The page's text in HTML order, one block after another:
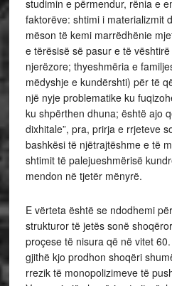
studimin e përmendur, rënia e
faktorëve: shtimi i materializmit
mëson të kemi marrëdhënie
e tërësisë së pasur e të
njerëzore; thyeshmëria e
mëdyshje e kundërshti) për të
një nyje problematike ku
ku shpërthen dhuna; është ajo
dixhitale”, pra, prirja e rrjeteve
bashkësi të njëtrajtëshme e të
shtimit të palejueshmërisë
mendon në tjetër mënyrë.
E vërteta është se ndodhemi
strukturor të jetës sonë
proçese të nisura që në vitet
gjithë kjo prodhon shoqëri
rrezik të monopolizimeve të